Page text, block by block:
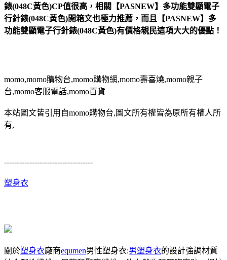
錶(048C黃色)CP值很高，相關【PASNEW】多功能雙顯電子
行針錶(048C黃色)開箱文也極力推薦，而且【PASNEW】多
功能雙顯電子行針錶(048C黃色)有價格親民這項大大的優點！
momo,momo購物台,momo購物網,momo壽喜燒,momo親子
台,momo客服電話,momo百貨
本站圖文皆引用自momo購物台,圖文所有權皆為原所有權人所
有,
-----------------------------------
塑身衣
關於塑身衣廠商equmen男性塑身衣:男塑身衣的設計強調材質